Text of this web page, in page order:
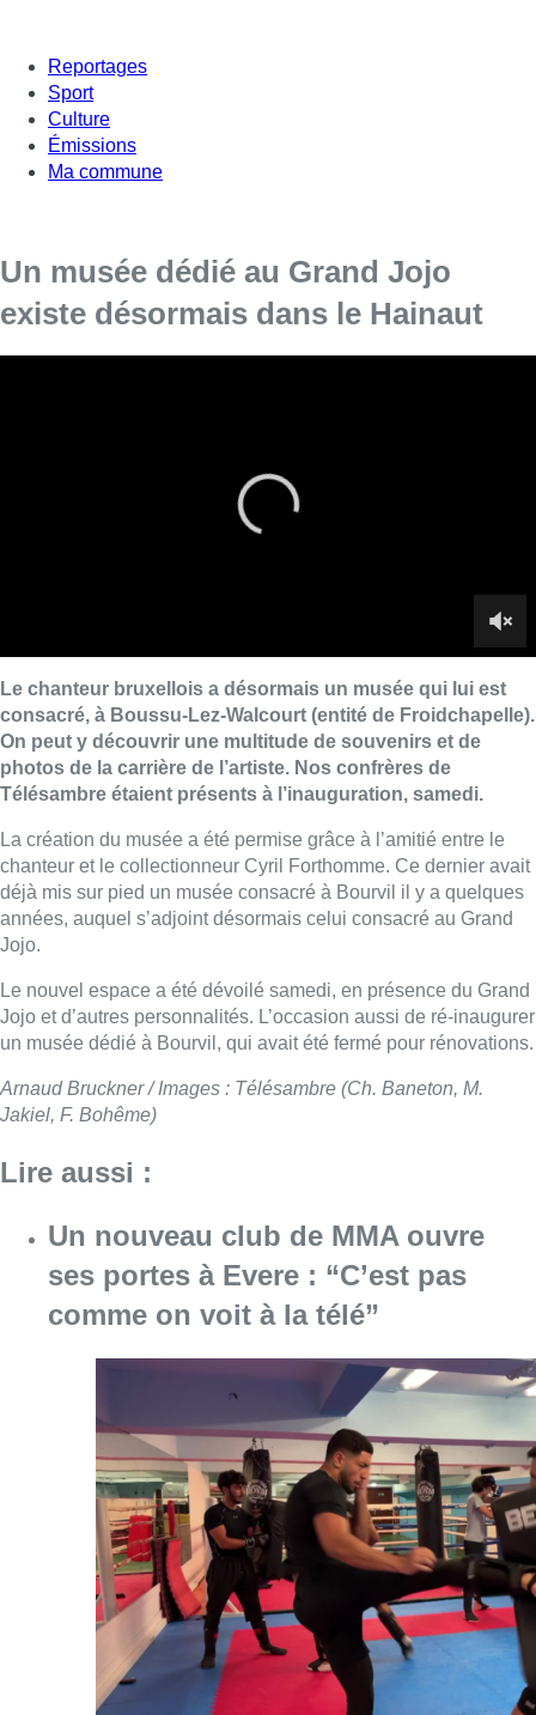
Reportages
Sport
Culture
Émissions
Ma commune
Un musée dédié au Grand Jojo
existe désormais dans le Hainaut
Télésambre étaient présents à l’inauguration, samedi.
La création du musée a été permise grâce à l’amitié entre le
années, auquel s’adjoint désormais celui consacré au Grand
Jojo et d’autres personnalités. L’occasion aussi de ré-inaugurer
un musée dédié à Bourvil, qui avait été fermé pour rénovations.
Arnaud Bruckner / Images : Télésambre (Ch. Baneton, M.
Jakiel, F. Bohême)
Lire aussi :
Un nouveau club de MMA ouvre
comme on voit à la télé”
08 août 2026Consulter l'article "Un nouveau club de
Au Moeraske, Bart Hanssens
recense des insectes de plus en
plus rares